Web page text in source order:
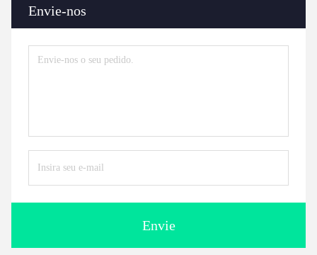
Envie-nos
Envie